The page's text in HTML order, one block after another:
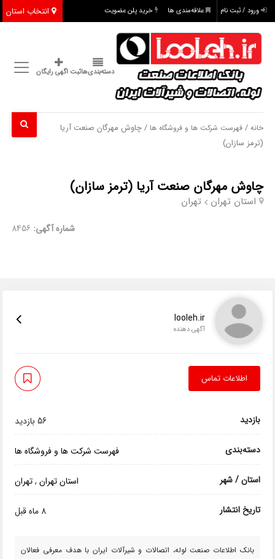
انتخاب استان ورود / ثبت نام علاقه‌مندی ها خرید پلن عضویت
دسته‌بندی‌هاثبت اگهی رایگان
خانه /فهرست شرکت ها و فروشگاه ها / چاوش مهرگان صنعت آریا
(ترمز سازان)
چاوش مهرگان صنعت آریا (ترمز سازان)
استان تهران تهران
شماره آگهی: 8456
looleh.ir
آگهی دهنده
اطلاعات تماس
بازدید 56 بازدید
دسته‌بندی فهرست شرکت ها و فروشگاه ها
استان / شهر استان تهران,تهران
تاریخ انتشار 8 ماه قبل
بانک اطلاعات صنعت لوله، اتصالات و شیرآلات ایران با هدف معرفی فعالان